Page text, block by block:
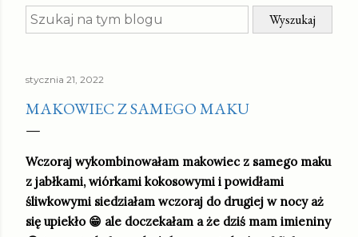
stycznia 21, 2022
MAKOWIEC Z SAMEGO MAKU
Wczoraj wykombinowałam makowiec z samego maku
z jabłkami, wiórkami kokosowymi i powidłami
śliwkowymi siedziałam wczoraj do drugiej w nocy aż
się upiekło 😁 ale doczekałam a że dziś mam imieniny